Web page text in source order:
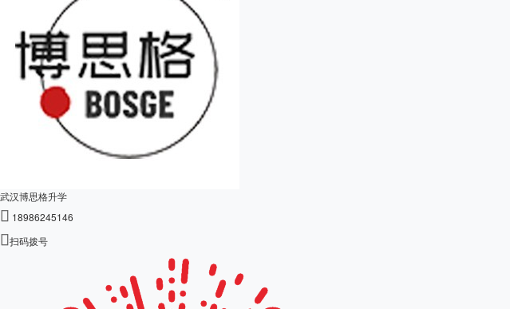
武汉博思格升学
 18986245146
扫码拨号